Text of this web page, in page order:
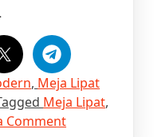
, Meja Lipat
Meja Lipat,
Commenton